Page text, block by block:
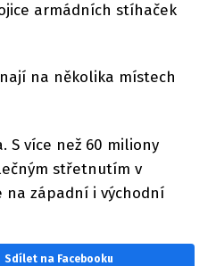
armádních stíhaček
na několika místech
S více než 60 miliony
střetnutím v
na západní i východní
Sdílet na Facebooku